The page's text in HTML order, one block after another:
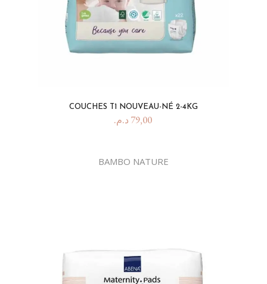
COUCHES T1 NOUVEAU-NÉ 2-4KG
79,00 د.م.
BAMBO NATURE